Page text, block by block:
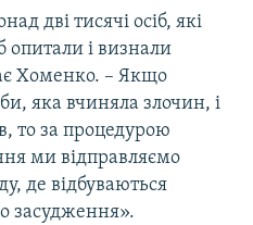
дві тисячі осіб, які
опитали і визнали
Хоменко. – Якщо
яка вчиняла злочин, і
то за процедурою
ми відправляємо
де відбуваються
засудження».